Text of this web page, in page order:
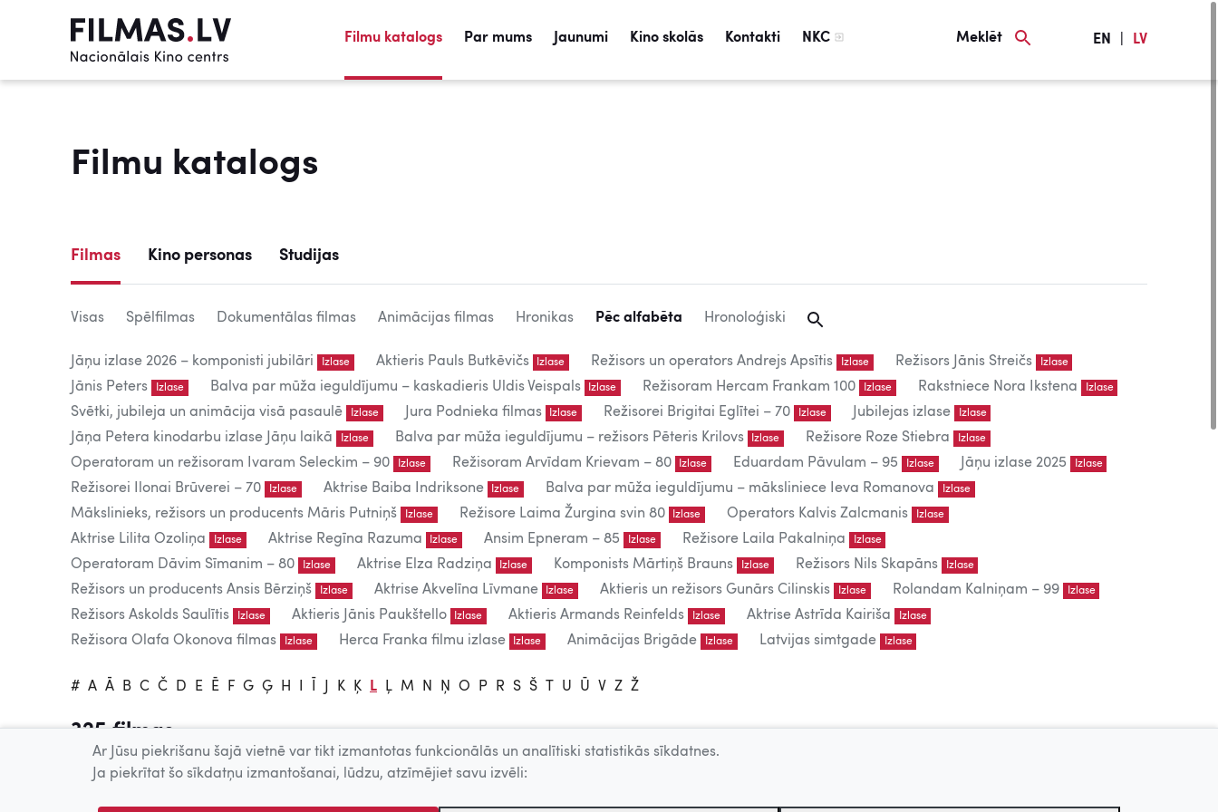
Filmu katalogs Par mums Jaunumi Kino skolās Kontakti NKC Meklēt EN LV
Filmu katalogs
Filmas Kino personas Studijas
Visas Spēlfilmas Dokumentālas filmas Animācijas filmas Hronikas Pēc alfabēta Hronoloģiski
Jāņu izlase 2026 – komponisti jubilāri Izlase Aktieris Pauls Butkēvičs Izlase Režisors un operators Andrejs Apsītis Izlase Režisors Jānis Streičs Izlase
Jānis Peters Izlase Balva par mūža ieguldījumu – kaskadieris Uldis Veispals Izlase Režisoram Hercam Frankam 100 Izlase Rakstniece Nora Ikstena Izlase
Svētki, jubileja un animācija visā pasaulē Izlase Jura Podnieka filmas Izlase Režisorei Brigitai Eglītei – 70 Izlase Jubilejas izlase Izlase
Jāņa Petera kinodarbu izlase Jāņu laikā Izlase Balva par mūža ieguldījumu – režisors Pēteris Krilovs Izlase Režisore Roze Stiebra Izlase
Operatoram un režisoram Ivaram Seleckim – 90 Izlase Režisoram Arvīdam Krievam – 80 Izlase Eduardam Pāvulam – 95 Izlase Jāņu izlase 2025 Izlase
Režisorei Ilonai Brūverei – 70 Izlase Aktrise Baiba Indriksone Izlase Balva par mūža ieguldījumu – māksliniece Ieva Romanova Izlase
Mākslinieks, režisors un producents Māris Putniņš Izlase Režisore Laima Žurgina svin 80 Izlase Operators Kalvis Zalcmanis Izlase
Aktrise Lilita Ozoliņa Izlase Aktrise Regīna Razuma Izlase Ansim Epneram – 85 Izlase Režisore Laila Pakalniņa Izlase
Operatoram Dāvim Sīmanim – 80 Izlase Aktrise Elza Radziņa Izlase Komponists Mārtiņš Brauns Izlase Režisors Nils Skapāns Izlase
Režisors un producents Ansis Bērziņš Izlase Aktrise Akvelīna Līvmane Izlase Aktieris un režisors Gunārs Cilinskis Izlase Rolandam Kalniņam – 99 Izlase
Režisors Askolds Saulītis Izlase Aktieris Jānis Paukštello Izlase Aktieris Armands Reinfelds Izlase Aktrise Astrīda Kairiša Izlase
Režisora Olafa Okonova filmas Izlase Herca Franka filmu izlase Izlase Animācijas Brigāde Izlase Latvijas simtgade Izlase
# A Ā B C Č D E Ē F G Ģ H K Ķ L Ļ M N Ņ O P R S Š U Ū V Z Ž
325 filmas
Tiešsaistē publicētās filmas paredzētas tikai individuālai lietošanai.
Publiskai demonstrēšanai nepieciešama tiesību īpašnieku – producentu, AKKA/LAA u.c. atļaujas.
Ar Jūsu piekrišanu šajā vietnē var tikt izmantotas funkcionālās un analītiski statistikās sīkdatnes.
Ja piekrītat šo sīkdatņu izmantošanai, lūdzu, atzīmējiet savu izvēli: